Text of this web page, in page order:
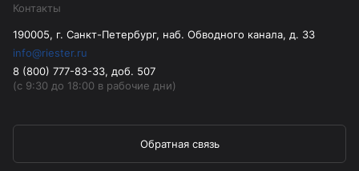
Контакты
190005, г. Санкт-Петербург, наб. Обводного канала, д. 33
info@riester.ru
8 (800) 777-83-33, доб. 507
(с 9:30 до 18:00 в рабочие дни)
Обратная связь